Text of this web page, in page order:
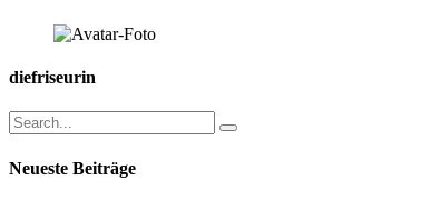
diefriseurin
Neueste Beiträge